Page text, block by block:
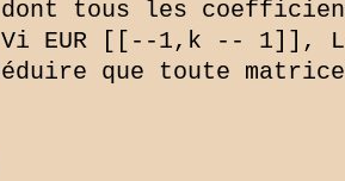
tous les
EUR [[--1,k -- 1]],
que toute